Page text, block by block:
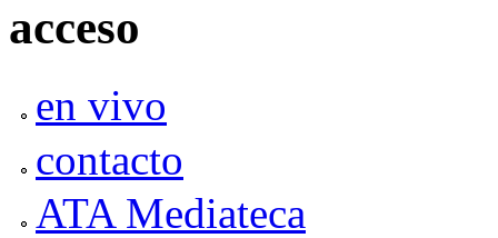
acceso
en vivo
contacto
ATA Mediateca